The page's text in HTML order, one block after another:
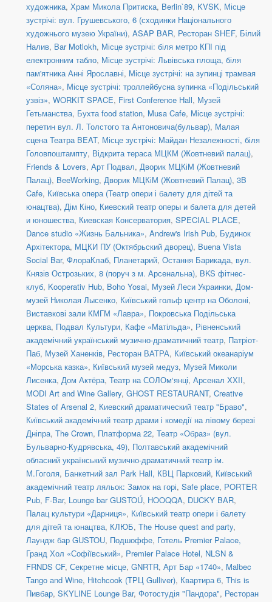
художника, Храм Микола Притиска, Berlin`89, KVSK, Місце
зустрічі: вул. Грушевського, 6 (сходинки Національного
художнього музею України), ASAP BAR, Ресторан SHEF, Білий
Налив, Bar Motlokh, Місце зустрічі: біля метро КПІ під
електронним табло, Місце зустрічі: Львівська площа, біля
пам'ятника Анні Ярославні, Місце зустрічі: на зупинці трамвая
«Соляна», Місце зустрічі: троллейбусна зупинка «Подільський
узвіз», WORKIT SPACE, First Conference Hall, Музей
Гетьманства, Бухта food station, Musa Cafe, Місце зустрічі:
перетин вул. Л. Толстого та Антоновича(бульвар), Малая
сцена Театра BEAT, Місце зустрічі: Майдан Незалежності, біля
Головпоштампту, Відкрита тераса МЦКМ (Жовтневий палац),
Friends & Lovers, Арт Подвал, Дворик МЦКіМ (Жовтневий
Палац), BeeWorking, Дворик МЦКіМ (Жовтневий Палац), 3B
Cafe, Київська опера (Театр опери і балету для дітей та
юнацтва), Дім Кіно, Киевский театр оперы и балета для детей
и юношества, Киевская Консерватория, SPECIAL PLACE,
Dance studio «Жизнь Бальника», Andrew's Irish Pub, Будинок
Архітектора, МЦКИ ПУ (Октябрьский дворец), Buena Vista
Social Bar, ФлораКлаб, Планетарий, Остання Барикада, вул.
Князів Острозьких, 8 (поруч з м. Арсенальна), BKS фітнес-
клуб, Kooperativ Hub, Boho Yosai, Музей Леси Украинки, Дом-
музей Николая Лысенко, Київський гольф центр на Оболоні,
Виставкові зали КМГМ «Лавра», Покровська Подільська
церква, Подвал Культури, Кафе «Матільда», Рівненський
академічний український музично-драматичний театр, Патріот-
Паб, Музей Ханенків, Ресторан ВАТРА, Київський океанаріум
«Морська казка», Київський музей медуз, Музей Миколи
Лисенка, Дом Актёра, Театр на СОЛОм‘янці, Арсенал ХХІІ,
MODI Art and Wine Gallery, GHOST RESTAURANT, Creative
States of Arsenal 2, Киевский драматический театр "Браво",
Київський академічний театр драми і комедії на лівому березі
Дніпра, The Crown, Платформа 22, Театр «Образ» (вул.
Бульварно-Кудрявська, 49), Полтавський академічний
обласний український музично-драматичний театр ім.
М.Гоголя, Банкетний зал Park Hall, КВЦ Парковий, Київський
академічний театр ляльок: Замок на горі, Safe place, PORTER
Pub, F-Bar, Lounge bar GUSTOÚ, HOOQQA, DUCKY BAR,
Палац культури «Дарниця», Київський театр опери і балету
для дітей та юнацтва, КЛЮБ, The House quest and party,
Лаундж бар GUSTOU, Подшоффе, Готель Premier Palace,
Гранд Хол «Софіївський», Premier Palace Hotel, NLSN &
FRNDS CF, Секретне місце, GNRTR, Арт Бар «1740», Malbec
Tango and Wine, Hitchcook (ТРЦ Gulliver), Квартира 6, This is
Пивбар, SKYLINE Lounge Bar, Фотостудія "Пандора", Ресторан